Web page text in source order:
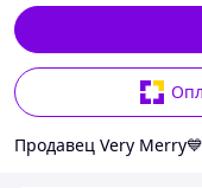
Продавец Very